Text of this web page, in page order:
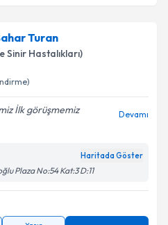
Turan
Sinir Hastalıkları)
İlk görüşmemiz
Devamı
Haritada Göster
Plaza No:54 Kat:3 D:11